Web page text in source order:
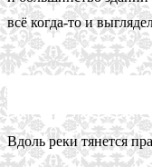
всё когда-то и
Вдоль реки тянется